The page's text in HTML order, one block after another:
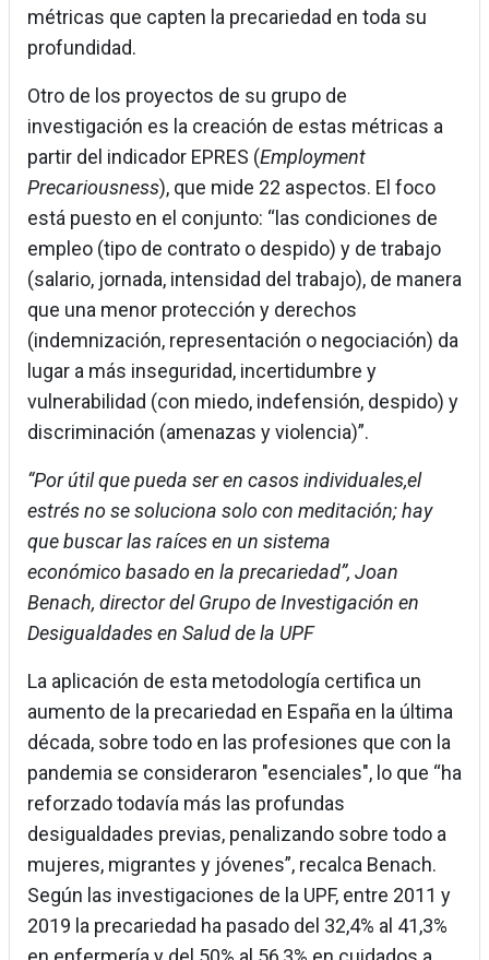
métricas que capten la precariedad en toda su
profundidad.
Otro de los proyectos de su grupo de
investigación es la creación de estas métricas a
partir del indicador EPRES (Employment
Precariousness), que mide 22 aspectos. El foco
está puesto en el conjunto: “las condiciones de
empleo (tipo de contrato o despido) y de trabajo
(salario, jornada, intensidad del trabajo), de manera
que una menor protección y derechos
(indemnización, representación o negociación) da
lugar a más inseguridad, incertidumbre y
vulnerabilidad (con miedo, indefensión, despido) y
discriminación (amenazas y violencia)”.
“Por útil que pueda ser en casos individuales,el
estrés no se soluciona solocon meditación; hay
quebuscar las raíces en un sistema
económicobasado en la precariedad”, Joan
Benach, director del Grupo de Investigación en
Desigualdades en Salud de la UPF
La aplicación de esta metodología certifica un
aumento de la precariedad en España en la última
década, sobre todo en las profesiones que con la
pandemia se consideraron "esenciales", lo que “ha
reforzado todavía más las profundas
desigualdades previas, penalizando sobre todo a
mujeres, migrantes y jóvenes”, recalca Benach.
Según las investigaciones de la UPF, entre 2011 y
2019 la precariedad ha pasado del 32,4% al 41,3%